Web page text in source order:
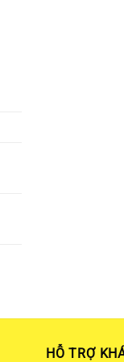
HỖ TRỢ